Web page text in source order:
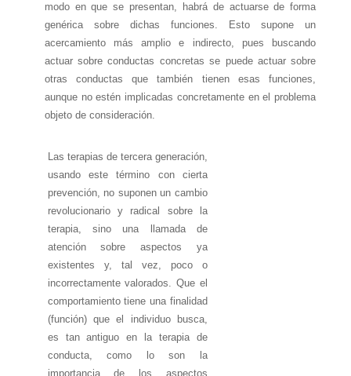
modo en que se presentan, habrá de actuarse de forma
genérica sobre dichas funciones. Esto supone un
acercamiento más amplio e indirecto, pues buscando
actuar sobre conductas concretas se puede actuar sobre
otras conductas que también tienen esas funciones,
aunque no estén implicadas concretamente en el problema
objeto de consideración.
Las terapias de tercera generación,
usando este término con cierta
prevención, no suponen un cambio
revolucionario y radical sobre la
terapia, sino una llamada de
atención sobre aspectos ya
existentes y, tal vez, poco o
incorrectamente valorados. Que el
comportamiento tiene una finalidad
(función) que el individuo busca,
es tan antiguo en la terapia de
conducta, como lo son la
importancia de los aspectos